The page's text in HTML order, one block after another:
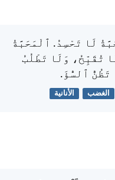
لَا تَحْسِدُ. ٱلْمَحَبَّةُ
تُقَبِّحُ، وَلَا تَطْلُبُ
تَظُنُّ ٱلسُّؤَ.
الغضب الأنانية